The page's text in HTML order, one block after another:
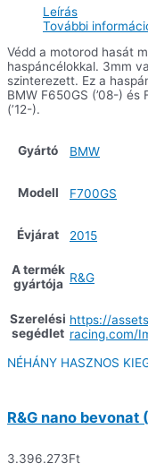
Leírás
További
Védd a motorod hasát
haspáncélokkal. 3mm
szinterezett. Ez a
BMW F650GS (’08-)
(’12-).
Gyártó BMW
Modell F700GS
Évjárat 2015
A termék
gyártója R&G
Szerelési
segédlet
https://
racing.com/
NÉHÁNY HASZNOS
R&G nano bevonat
3.396.273Ft